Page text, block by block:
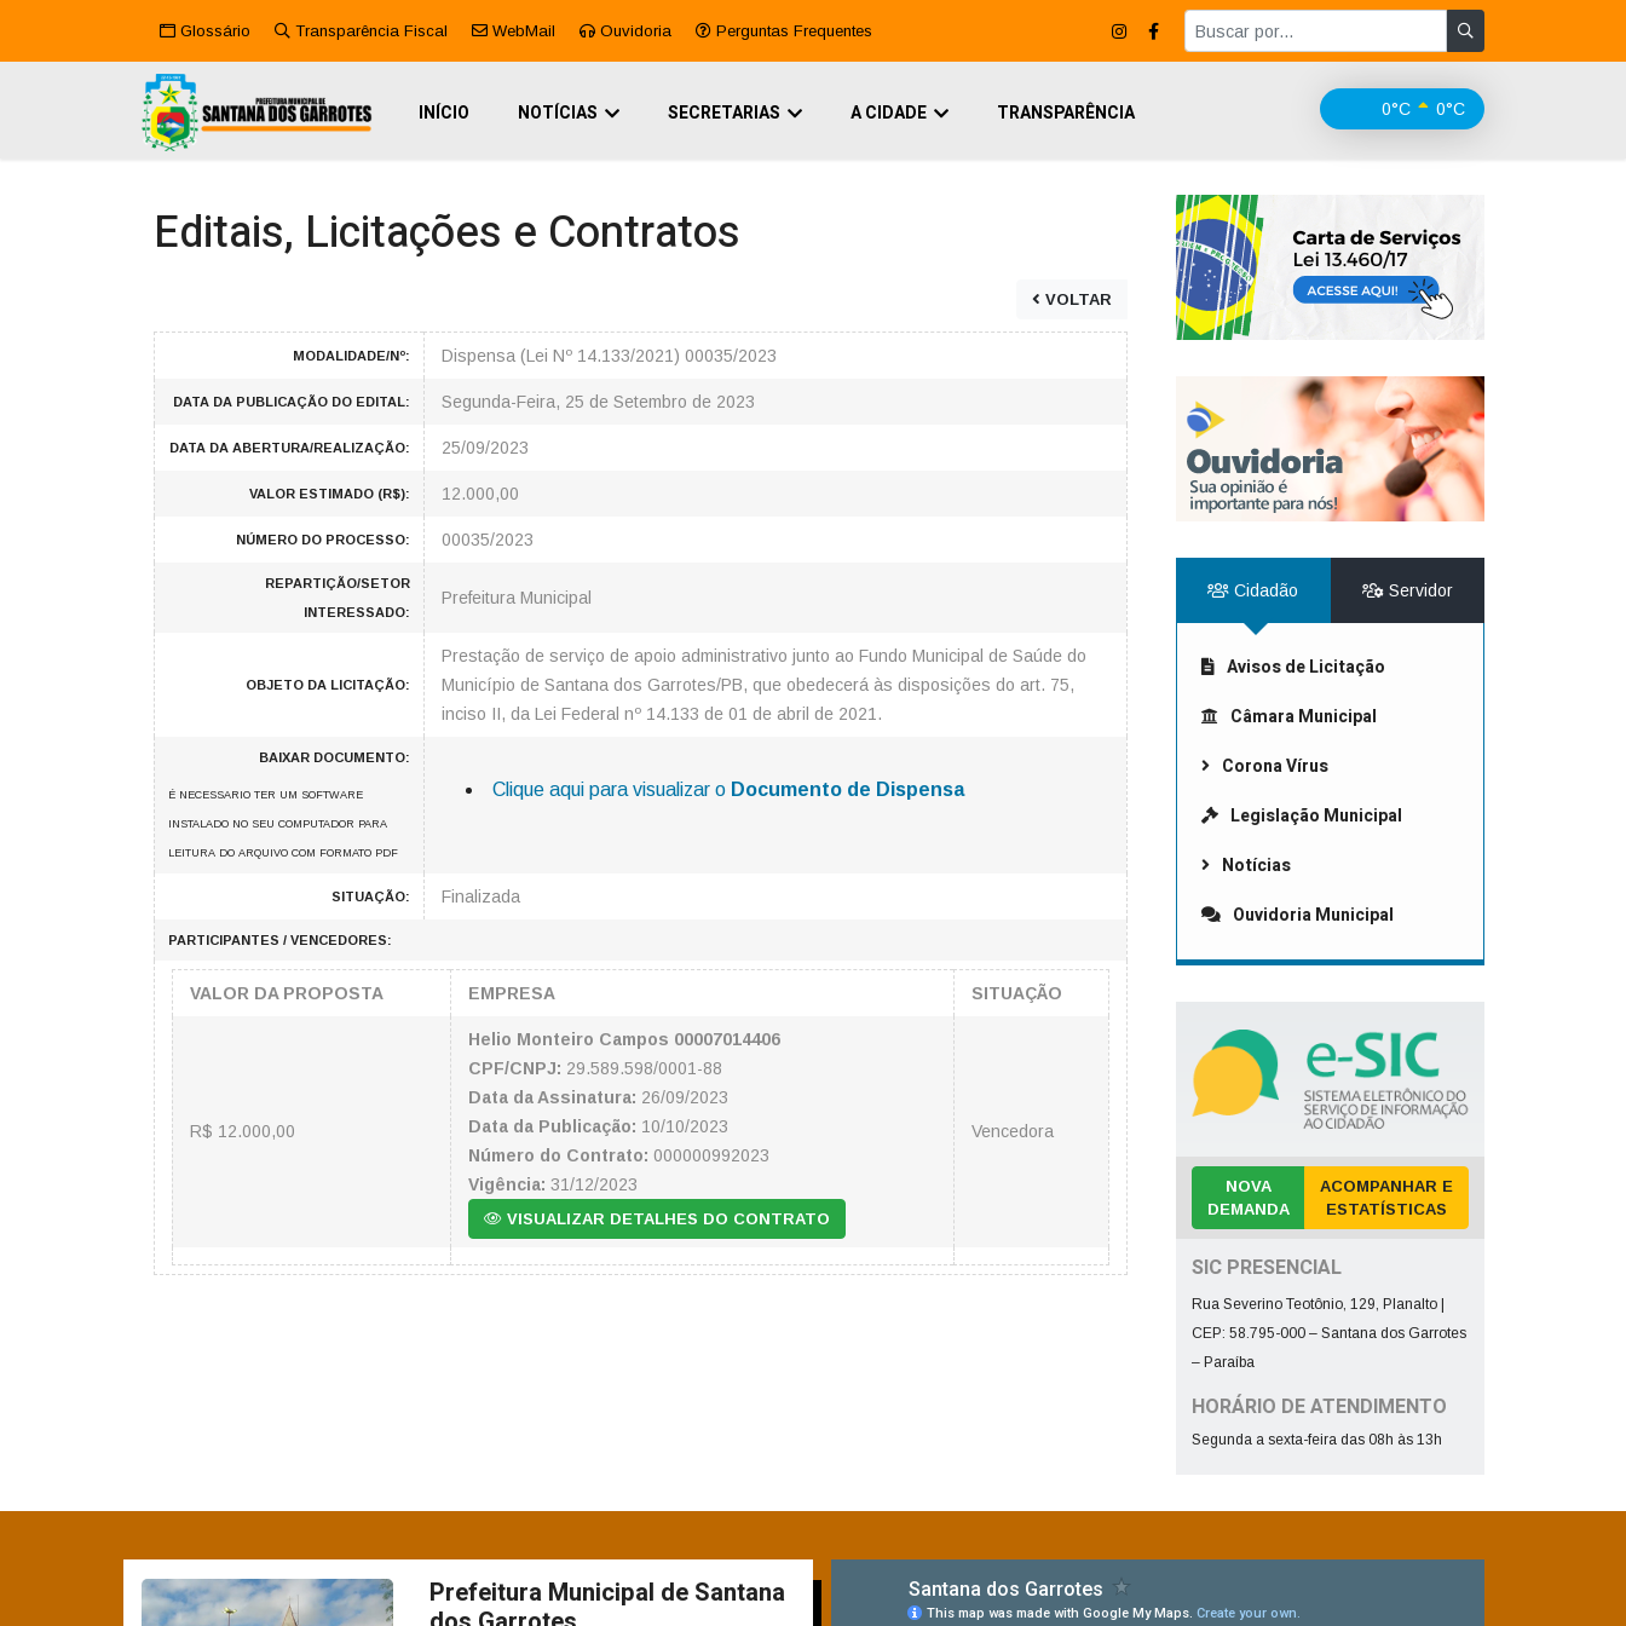
Glossário Transparência Fiscal WebMail Ouvidoria Perguntas Frequentes
0°C 0°C
INÍCIO NOTÍCIAS SECRETARIAS A CIDADE TRANSPARÊNCIA
Editais, Licitações e Contratos
VOLTAR
MODALIDADE/Nº: Dispensa (Lei Nº 14.133/2021) 00035/2023
DATA DA PUBLICAÇÃO DO EDITAL: Segunda-Feira, 25 de Setembro de 2023
DATA DA ABERTURA/REALIZAÇÃO: 25/09/2023
VALOR ESTIMADO (R$): 12.000,00
NÚMERO DO PROCESSO: 00035/2023
REPARTIÇÃO/SETOR
INTERESSADO:
Prefeitura Municipal
OBJETO DA LICITAÇÃO:
Prestação de serviço de apoio administrativo junto ao Fundo Municipal de Saúde do
Município de Santana dos Garrotes/PB, que obedecerá às disposições do art. 75,
inciso II, da Lei Federal nº 14.133 de 01 de abril de 2021.
BAIXAR DOCUMENTO:
É NECESSARIO TER UM SOFTWARE
INSTALADO NO SEU COMPUTADOR PARA
LEITURA DO ARQUIVO COM FORMATO PDF
Clique aqui para visualizar o Documento de Dispensa
SITUAÇÃO: Finalizada
PARTICIPANTES / VENCEDORES:
VALOR DA PROPOSTA EMPRESA SITUAÇÃO
R$ 12.000,00
Helio Monteiro Campos 00007014406
CPF/CNPJ: 29.589.598/0001-88
Data da Assinatura: 26/09/2023
Data da Publicação: 10/10/2023
Número do Contrato: 000000992023
Vigência: 31/12/2023
VISUALIZAR DETALHES DO CONTRATO
Vencedora
Cidadão Servidor
Avisos de Licitação
Câmara Municipal
Corona Vírus
Legislação Municipal
Notícias
Ouvidoria Municipal
NOVA
DEMANDA
ACOMPANHAR E
ESTATÍSTICAS
SIC PRESENCIAL
Rua Severino Teotônio, 129, Planalto |
CEP: 58.795-000 – Santana dos Garrotes
– Paraíba
HORÁRIO DE ATENDIMENTO
Segunda a sexta-feira das 08h às 13h
Prefeitura Municipal de Santana